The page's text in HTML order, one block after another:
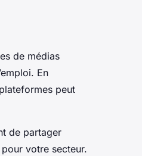
de médias
En
peut
de partager
votre secteur.